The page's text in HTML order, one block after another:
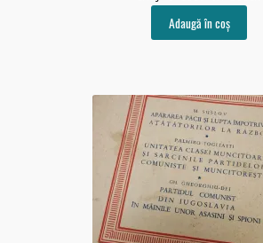
Adaugă în coș